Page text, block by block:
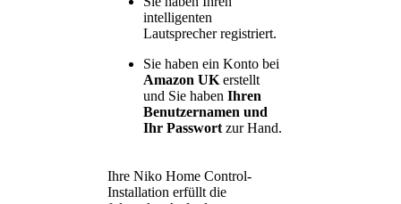
intelligenten
Lautsprecher registriert.
Sie haben ein Konto bei
Amazon UKerstellt
und Sie haben Ihren
Benutzernamen und
Ihr Passwortzur Hand.
Ihre Niko Home Control-
Installation erfüllt die